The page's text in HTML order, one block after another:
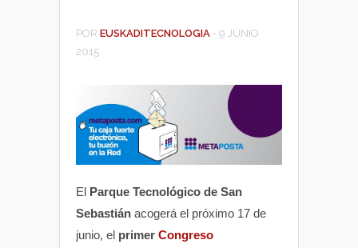
POR EUSKADITECNOLOGIA - 9 JUNIO
2015
El Parque Tecnológico de San
Sebastián acogerá el próximo 17 de
junio, el primer Congreso